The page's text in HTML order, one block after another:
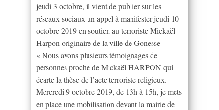
jeudi 3 octobre, il vient de publier sur les
réseaux sociaux un appel à manifester jeudi 10
octobre 2019 en soutien au terroriste Mickaël
Harpon originaire de la ville de Gonesse
« Nous avons plusieurs témoignages de
personnes proche de Mickaël HARPON qui
écarte la thèse de l’acte terroriste religieux.
Mercredi 9 octobre 2019, de 13h à 15h, je mets
en place une mobilisation devant la mairie de